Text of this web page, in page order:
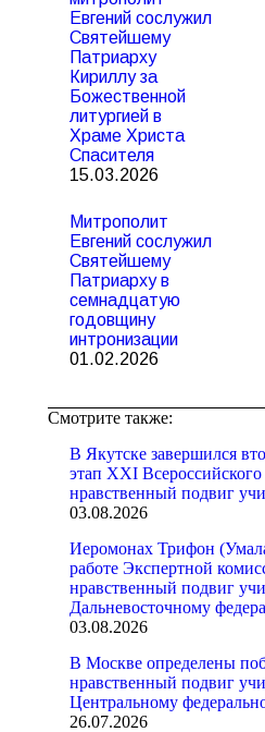
Евгений сослужил
Святейшему
Патриарху
Кириллу за
Божественной
литургией в
Храме Христа
Спасителя
15.03.2026
Митрополит
Евгений сослужил
Святейшему
Патриарху в
семнадцатую
годовщину
интронизации
01.02.2026
Смотрите также:
В Якутске завершился
этап XXI Всероссийского
нравственный подвиг
03.08.2026
Иеромонах Трифон
работе Экспертной
нравственный подвиг
Дальневосточному
03.08.2026
В Москве определены
нравственный подвиг
Центральному
26.07.2026